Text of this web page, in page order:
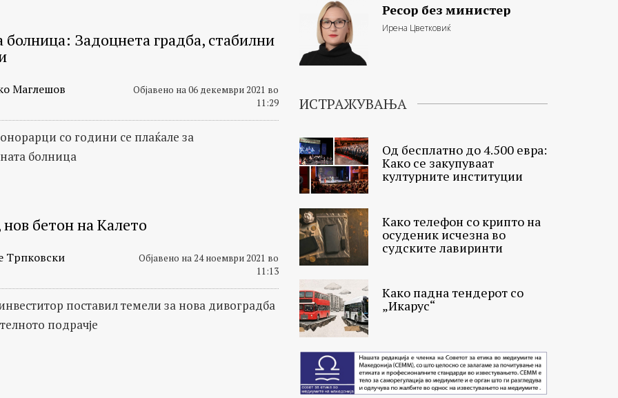
Задоцнета градба, стабилни
Маглешов
Објавено на 06 декември 2021 во
11:29
со години се плаќале за
болница
бетон на Калето
Трпковски
Објавено на 24 ноември 2021 во
11:13
поставил темели за нова дивоградба
подрачје
Ресор без министер
Ирена Цветковиќ
ИСТРАЖУВАЊА
Од бесплатно до 4.500 евра:
Како се закупуваат
културните институции
Како телефон со крипто на
осуденик исчезна во
судските лавиринти
Како падна тендерот со
„Икарус“